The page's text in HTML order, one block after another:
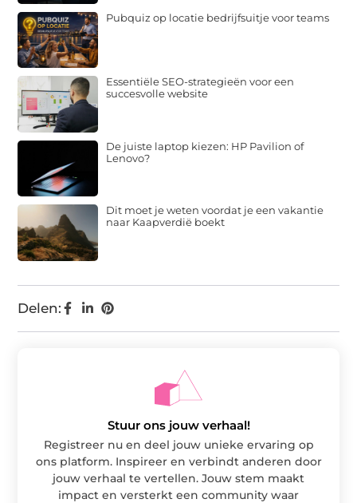
Delen:
Pubquiz op locatie bedrijfsuitje voor teams
Essentiële SEO-strategieën voor een
succesvolle website
De juiste laptop kiezen: HP Pavilion of
Lenovo?
Dit moet je weten voordat je een vakantie
naar Kaapverdië boekt
Stuur ons jouw verhaal!
Registreer nu en deel jouw unieke ervaring op
ons platform. Inspireer en verbindt anderen door
jouw verhaal te vertellen. Jouw stem maakt
impact en versterkt een community waar